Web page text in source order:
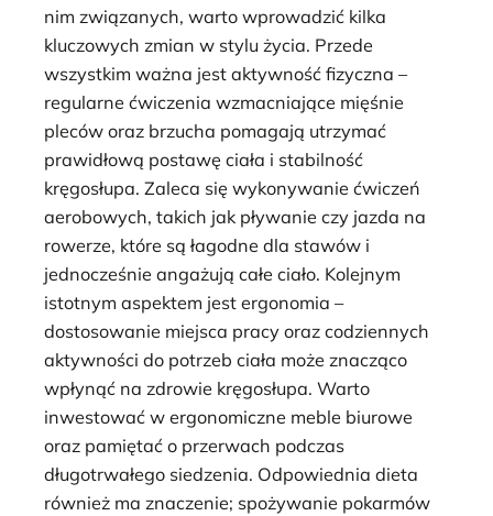
nim związanych, warto wprowadzić kilka
kluczowych zmian w stylu życia. Przede
wszystkim ważna jest aktywność fizyczna –
regularne ćwiczenia wzmacniające mięśnie
pleców oraz brzucha pomagają utrzymać
prawidłową postawę ciała i stabilność
kręgosłupa. Zaleca się wykonywanie ćwiczeń
aerobowych, takich jak pływanie czy jazda na
rowerze, które są łagodne dla stawów i
jednocześnie angażują całe ciało. Kolejnym
istotnym aspektem jest ergonomia –
dostosowanie miejsca pracy oraz codziennych
aktywności do potrzeb ciała może znacząco
wpłynąć na zdrowie kręgosłupa. Warto
inwestować w ergonomiczne meble biurowe
oraz pamiętać o przerwach podczas
długotrwałego siedzenia. Odpowiednia dieta
również ma znaczenie; spożywanie pokarmów